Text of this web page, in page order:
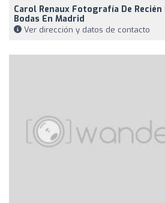
Carol Renaux Fotografía De Recién
Bodas En Madrid
Ver dirección y datos de contacto